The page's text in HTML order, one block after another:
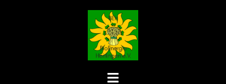
Menü